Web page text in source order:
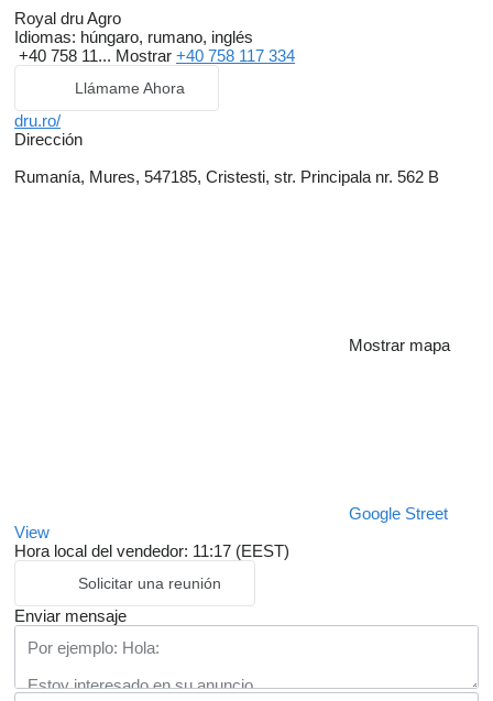
Royal dru Agro
Idiomas: húngaro, rumano, inglés
+40 758 11... Mostrar +40 758 117 334
Llámame Ahora
dru.ro/
Dirección
Rumanía, Mures, 547185, Cristesti, str. Principala nr. 562 B
Mostrar mapa
Google Street
View
Hora local del vendedor: 11:17 (EEST)
Solicitar una reunión
Enviar mensaje